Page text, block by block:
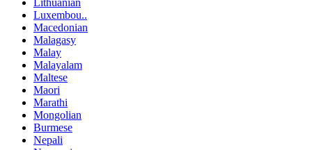
Lithuanian
Luxembou..
Macedonian
Malagasy
Malay
Malayalam
Maltese
Maori
Marathi
Mongolian
Burmese
Nepali